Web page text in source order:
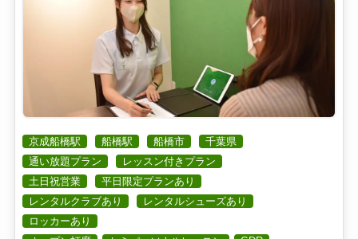
京成船橋駅 船橋駅 船橋市
千葉県
通い放題プラン
レッスン付きプラン
土日祝営業
平日限定プランあり
レンタルクラブあり
レンタルシューズあり
ロッカーあり